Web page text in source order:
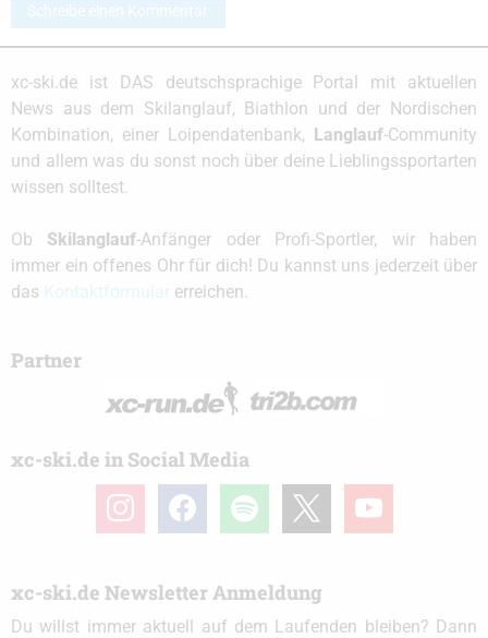
Schreibe einen Kommentar
xc-ski.de ist DAS deutschsprachige Portal mit aktuellen
News aus dem Skilanglauf, Biathlon und der Nordischen
Kombination, einer Loipendatenbank, Langlauf-Community
und allem was du sonst noch über deine Lieblingssportarten
wissen solltest.
Ob Skilanglauf-Anfänger oder Profi-Sportler, wir haben
immer ein offenes Ohr für dich! Du kannst uns jederzeit über
das
erreichen.
Partner
xc-ski.de in Social Media
instagramfacebook spotify youtube
xc-ski.de Newsletter Anmeldung
Du willst immer aktuell auf dem Laufenden bleiben? Dann